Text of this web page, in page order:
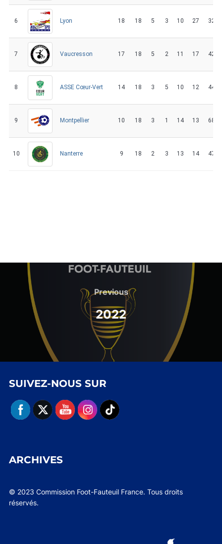
6 Lyon 18 18 5 3 10 27 32
7 Vaucresson 17 18 5 2 11 17 42
8 ASSE Cœur-Vert 14 18 3 5 10 12 44
9 Montpellier 10 18 3 1 14 13 68
10 Nanterre 9 18 2 3 13 14 47
Navigation
l’article
Previous
Previous
2022
SUIVEZ-NOUS SUR
ARCHIVES
© 2023 Commission Foot-Fauteuil France. Tous droits
réservés.